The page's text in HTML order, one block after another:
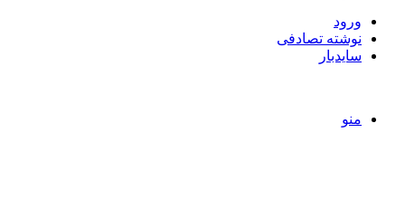
ورود
نوشته تصادفی
سایدبار
منو